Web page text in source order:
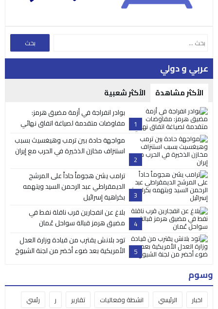
عربي و دولي
الأكثر مشاهدة الأكثر شعبية
1
بوادر انفراجة في أزمة مضيق هرمز:
مفاوضات متقدمة لصياغة اتفاق نهائي
2
مواجهة حادة بين ترمب وهيغسيث بسبب
استنزاف مخازن الذخيرة في الحرب مع إيران
3
ترامب يشن هجوماً حاداً على المرشح
الديمقراطي عبد الرحمن السيد ويتهمه
بكراهية إسرائيل
4
بلاغ عن انفجارين قرب ناقلة نفط في
مضيق هرمز قبالة سواحل عُمان
5
تود بلانش يقترب من قيادة وزارة العدل
الأمريكية بعد ضوء أخضر من لجنة الشيوخ
وسوم
اخبار الرئيسي انشطة وفعاليات تقارير ر رئسي